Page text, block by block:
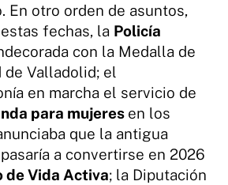
En otro orden de asuntos,
fechas, la Policía
con la Medalla de
de Valladolid; el
en marcha el servicio de
para mujeres en los
que la antigua
a convertirse en 2026
de Vida Activa; la Diputación